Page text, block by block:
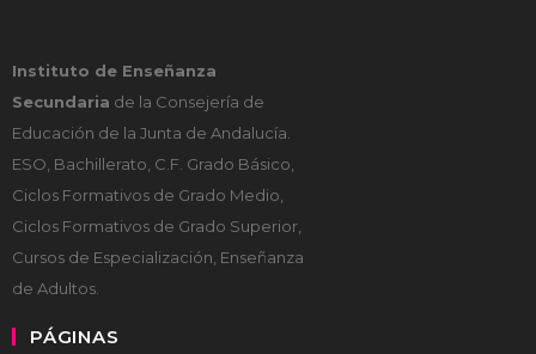
Instituto de Enseñanza
Secundaria de la Consejería de
Educación de la Junta de Andalucía.
ESO, Bachillerato, C.F. Grado Básico,
Ciclos Formativos de Grado Medio,
Ciclos Formativos de Grado Superior,
Cursos de Especialización, Enseñanza
de Adultos.
PÁGINAS